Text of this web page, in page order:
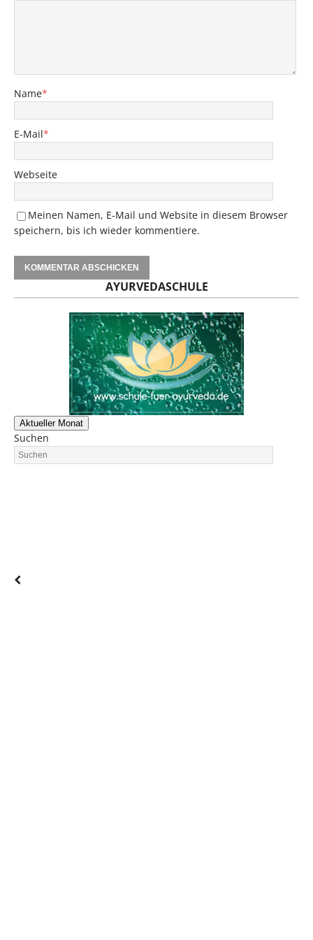
Name*
E-Mail*
Webseite
Meinen Namen, E-Mail und Website in diesem Browser
speichern, bis ich wieder kommentiere.
AYURVEDASCHULE
Aktueller Monat
Suchen